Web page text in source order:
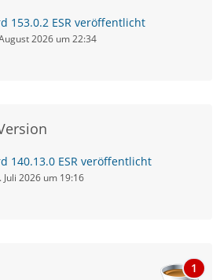
153.0.2 ESR veröffentlicht
2026 um 22:34
140.13.0 ESR veröffentlicht
Juli 2026 um 19:16
1